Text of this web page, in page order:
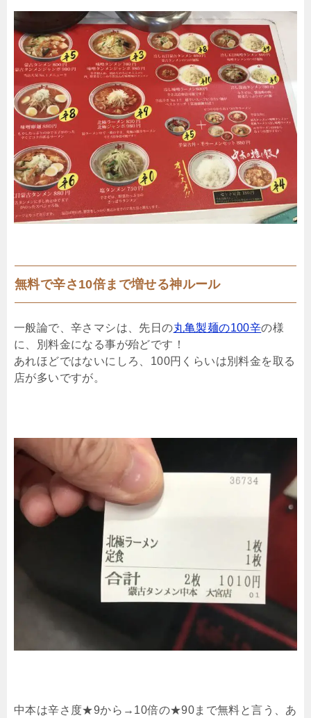
無料で辛さ10倍まで増せる神ルール
一般論で、辛さマシは、先日の丸亀製麺の100辛の様
に、別料金になる事が殆どです！
あれほどではないにしろ、100円くらいは別料金を取る
店が多いですが。
中本は辛さ度★9から→10倍の★90まで無料と言う、あ